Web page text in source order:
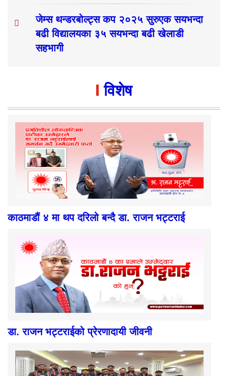
जेम्स थन्डरबोल्ट्स कप २०२५ सुरुएक सयभन्दा
बढी विद्यालयका ३५ सयभन्दा बढी खेलाडी
सहभागी
विशेष
काठमाडौं ४ मा थप दरिलो बन्दै डा. राजन भट्टराई
डा. राजन भट्टराईको प्रेरणादायी जीवनी